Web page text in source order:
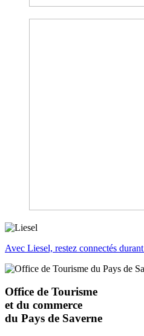
Avec Liesel, restez connectés
Office de Tourisme
et du commerce
du Pays de Saverne